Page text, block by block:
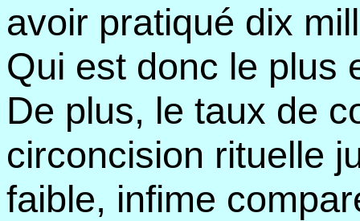
avoir pratiqué dix
Qui est donc le plus
De plus, le taux de
circoncision rituelle
faible, infime